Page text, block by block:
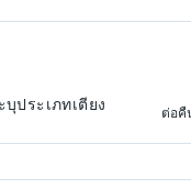
ประเภทเตียง ต่อคื